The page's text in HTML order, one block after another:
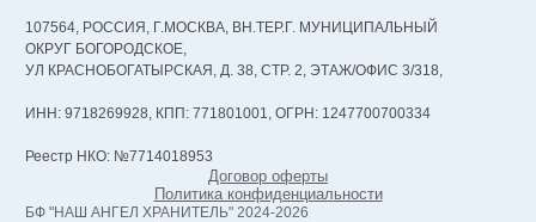
107564, РОССИЯ, Г.МОСКВА, ВН.ТЕР.Г. МУНИЦИПАЛЬНЫЙ
ОКРУГ БОГОРОДСКОЕ,
УЛ КРАСНОБОГАТЫРСКАЯ, Д. 38, СТР. 2, ЭТАЖ/ОФИС 3/318,
ИНН: 9718269928, КПП: 771801001, ОГРН: 1247700700334
Реестр НКО: №7714018953
Договор оферты
Политика конфиденциальности
БФ "НАШ АНГЕЛ ХРАНИТЕЛЬ" 2024-2026